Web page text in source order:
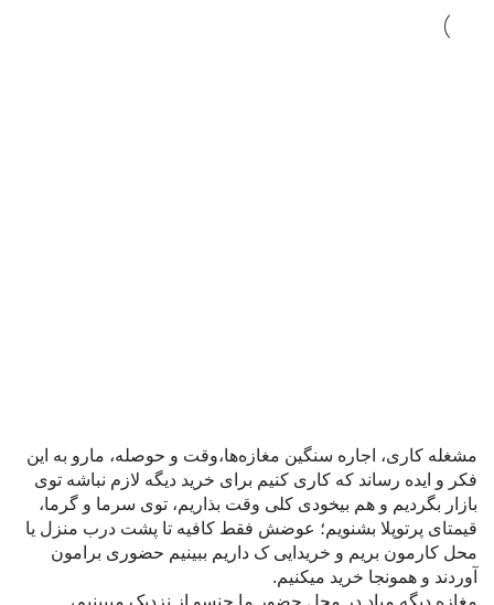
مشغله کاری، اجاره سنگین مغازه‌ها،وقت و حوصله، مارو به این
فکر و ایده رساند که کاری کنیم برای خرید دیگه لازم نباشه توی
بازار بگردیم و هم بیخودی کلی وقت بذاریم، توی سرما و گرما،
قیمتای پرتوپلا بشنویم؛ عوضش فقط کافیه تا پشت درب منزل یا
محل کارمون بریم و خریدایی ک داریم ببینیم حضوری برامون
آوردند و همونجا خرید میکنیم.
مغازه دیگه میاد در محل حضور ما.جنسو از نزدیک میبینیم،